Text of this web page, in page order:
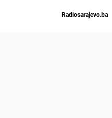
Radiosarajevo.ba